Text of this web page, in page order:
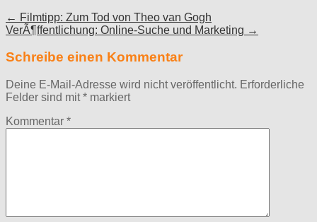
Post
navigation
← Filmtipp: Zum Tod von Theo van Gogh
VerÃ¶ffentlichung: Online-Suche und Marketing →
Schreibe einen Kommentar
Deine E-Mail-Adresse wird nicht veröffentlicht. Erforderliche
Felder sind mit* markiert
Kommentar *